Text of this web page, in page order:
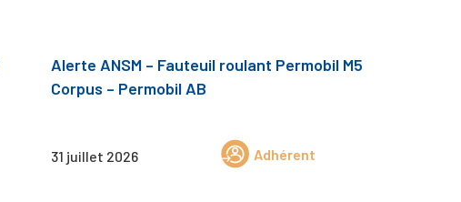
Alerte ANSM – Fauteuil roulant Permobil M5
Corpus – Permobil AB
31 juillet 2026 Adhérent